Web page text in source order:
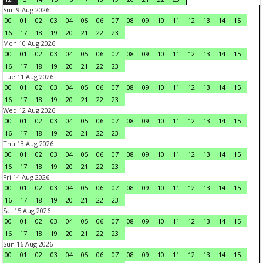
Sun 9 Aug 2026
00
01 02 03 04 05 06 07 08 09 10 11 12 13 14
15
16
17 18 19 20 21 22
23
Mon 10 Aug 2026
00
01 02 03 04 05 06 07 08 09 10 11 12 13 14
15
16
17 18 19 20 21 22
23
Tue 11 Aug 2026
00
01 02 03 04 05 06 07 08 09 10 11 12 13 14
15
16
17 18 19 20 21 22
23
Wed 12 Aug 2026
00
01 02 03 04 05 06 07 08 09 10 11 12 13 14
15
16
17 18 19 20 21 22
23
Thu 13 Aug 2026
00
01 02 03 04 05 06 07 08 09 10 11 12 13 14
15
16
17 18 19 20 21 22
23
Fri 14 Aug 2026
00
01 02 03 04 05 06 07 08 09 10 11 12 13 14
15
16
17 18 19 20 21 22
23
Sat 15 Aug 2026
00
01 02 03 04 05 06 07 08 09 10 11 12 13 14
15
16
17 18 19 20 21 22
23
Sun 16 Aug 2026
00
01 02 03 04 05 06 07 08 09 10 11 12 13 14
15